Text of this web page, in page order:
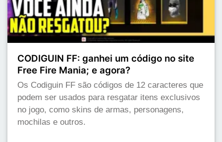
CODIGUIN FF: ganhei um código no site
Free Fire Mania; e agora?
Os Codiguin FF são códigos de 12 caracteres que
podem ser usados para resgatar itens exclusivos
no jogo, como skins de armas, personagens,
mochilas e outros.